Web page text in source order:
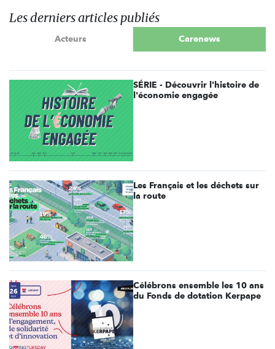
Les derniers articles publiés
Acteurs Carenews
SÉRIE - Découvrir l'histoire de
l'économie engagée
Les Français et les déchets sur
la route
Célébrons ensemble les 10 ans
du Fonds de dotation Kerpape